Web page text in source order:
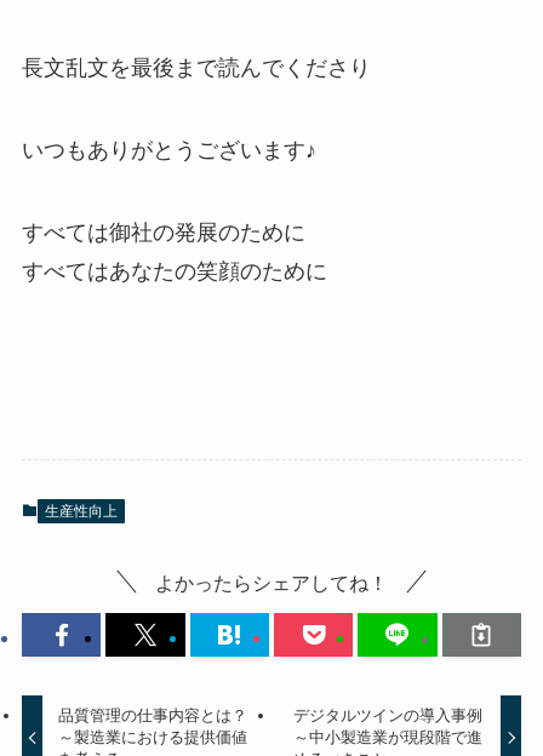
長文乱文を最後まで読んでくださり
いつもありがとうございます♪
すべては御社の発展のために
すべてはあなたの笑顔のために
生産性向上
よかったらシェアしてね！
品質管理の仕事内容とは？
～製造業における提供価値
デジタルツインの導入事例
～中小製造業が現段階で進